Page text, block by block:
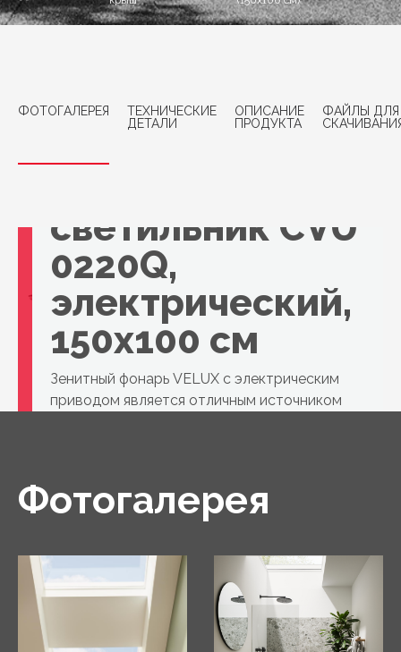
ФОТОГАЛЕРЕЯ
ТЕХНИЧЕСКИЕ
ДЕТАЛИ
ОПИСАНИЕ
ПРОДУКТА
ФАЙЛЫ ДЛЯ
VELUX
светильник CVU
0220Q,
электрический,
150x100 см
Зенитный фонарь VELUX с электрическим
приводом является отличным источником
Фотогалерея